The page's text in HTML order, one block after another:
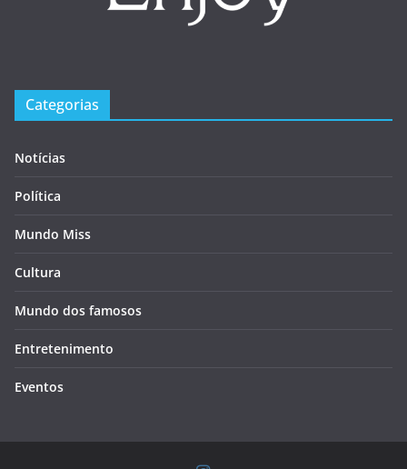
Categorias
Notícias
Política
Mundo Miss
Cultura
Mundo dos famosos
Entretenimento
Eventos